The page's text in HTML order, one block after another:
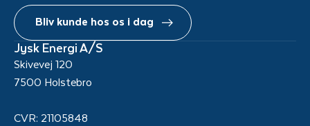
Bliv kunde hos os i dag
Jysk Energi A/S
Skivevej 120
7500 Holstebro
CVR: 21105848